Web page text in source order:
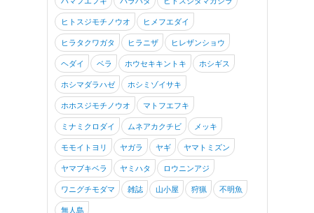
ヒトスジモチノウオ ヒメフエダイ
ヒラタクワガタ ヒラニザ ヒレザンショウ
ヘダイ ベラ ホウセキキントキ ホシギス
ホシマダラハゼ ホシミゾイサキ
ホホスジモチノウオ マトフエフキ
ミナミクロダイ ムネアカクチビ メッキ
モモイトヨリ ヤガラ ヤギ ヤマトミズン
ヤマブキベラ ヤミハタ ロウニンアジ
ワニグチモダマ 雑誌 山小屋 狩猟 不明魚
無人島